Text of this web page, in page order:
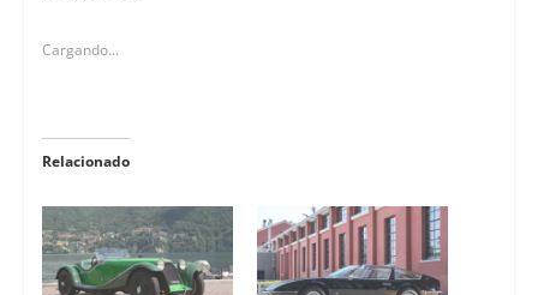
Cargando...
Relacionado